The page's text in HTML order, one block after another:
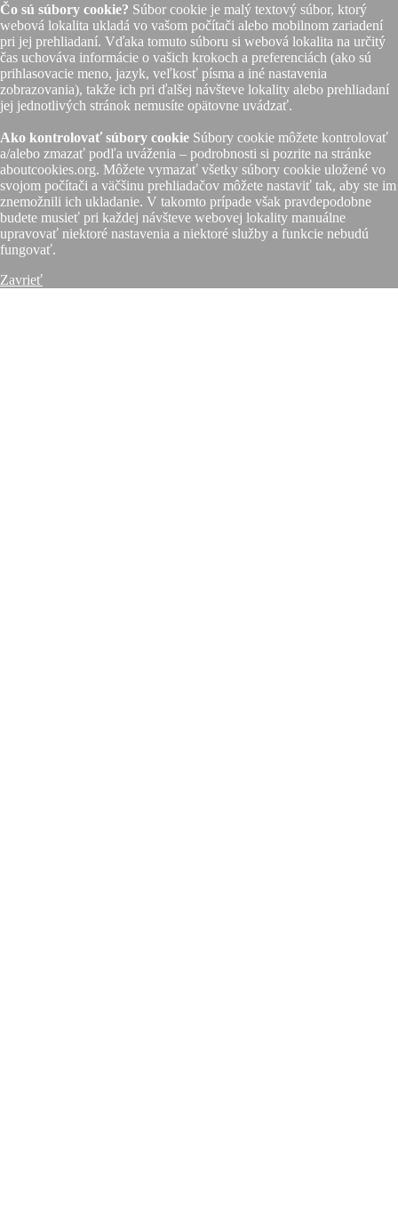
Čo sú súbory cookie? Súbor cookie je malý textový súbor, ktorý
webová lokalita ukladá vo vašom počítači alebo mobilnom zariadení
pri jej prehliadaní. Vďaka tomuto súboru si webová lokalita na určitý
čas uchováva informácie o vašich krokoch a preferenciách (ako sú
prihlasovacie meno, jazyk, veľkosť písma a iné nastavenia
zobrazovania), takže ich pri ďalšej návšteve lokality alebo prehliadaní
jej jednotlivých stránok nemusíte opätovne uvádzať.
Ako kontrolovať súbory cookie Súbory cookie môžete kontrolovať
a/alebo zmazať podľa uváženia – podrobnosti si pozrite na stránke
aboutcookies.org. Môžete vymazať všetky súbory cookie uložené vo
svojom počítači a väčšinu prehliadačov môžete nastaviť tak, aby ste im
znemožnili ich ukladanie. V takomto prípade však pravdepodobne
budete musieť pri každej návšteve webovej lokality manuálne
upravovať niektoré nastavenia a niektoré služby a funkcie nebudú
fungovať.
Zavrieť